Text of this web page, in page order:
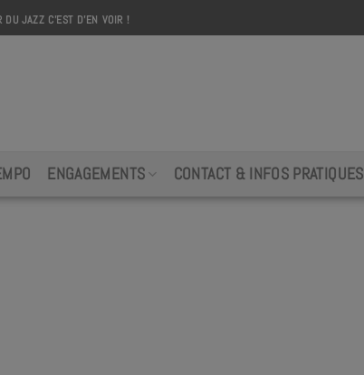
DU JAZZ C'EST D'EN VOIR !
ENGAGEMENTS CONTACT & INFOS PRATIQUES